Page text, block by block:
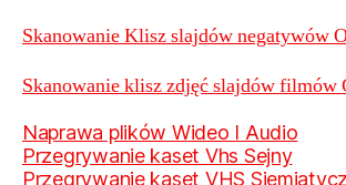
Skanowanie Klisz slajdów negatywów
Skanowanie klisz zdjęć slajdów filmów
Naprawa plików Wideo I Audio
Przegrywanie kaset Vhs Sejny
Przegrywanie kaset VHS